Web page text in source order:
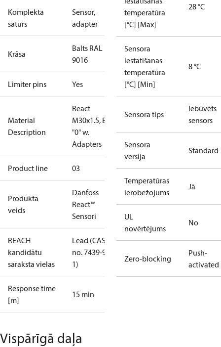
Komplekta
saturs
Sensor,
adapter
Krāsa
Balts RAL
9016
Limiter pins Yes
Material
Description
React
M30x1.5, BIS,
"0" w.
Adapters
Product line 03
Produkta
veids
Danfoss
React™
Sensori
REACH
kandidātu
saraksta vielas
Lead (CAS
no. 7439-92-
1)
Response time
[m]
15 min
temperatūra
[°C] [Max]
28 °C
Sensora
iestatīšanas
temperatūra
[°C] [Min]
8 °C
Sensora tips
Iebūvēts
sensors
Sensora
versija
Standard
Temperatūras
ierobežojums
Jā
UL
novērtējums
No
Zero-blocking
Push-
activated
Vispārīgā daļa